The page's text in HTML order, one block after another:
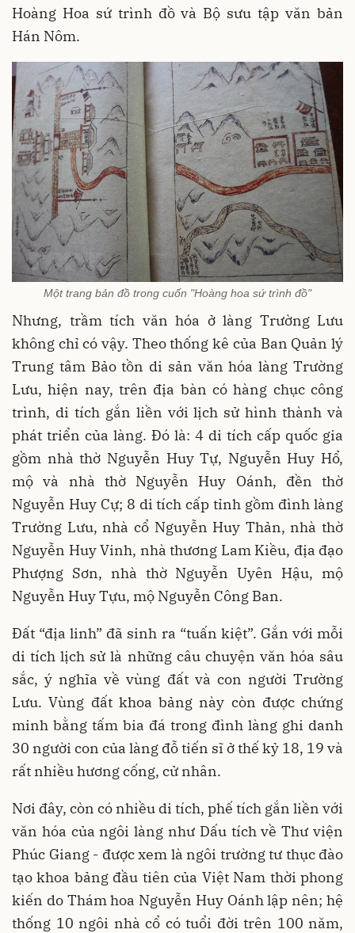
Hoàng Hoa sứ trình đồ và Bộ sưu tập văn bản
Hán Nôm.
Một trang bản đồ trong cuốn "Hoàng hoa sứ trình đồ"
Nhưng, trầm tích văn hóa ở làng Trường Lưu
không chỉ có vậy. Theo thống kê của Ban Quản lý
Trung tâm Bảo tồn di sản văn hóa làng Trường
Lưu, hiện nay, trên địa bàn có hàng chục công
trình, di tích gắn liền với lịch sử hình thành và
phát triển của làng. Đó là: 4 di tích cấp quốc gia
gồm nhà thờ Nguyễn Huy Tự, Nguyễn Huy Hổ,
mộ và nhà thờ Nguyễn Huy Oánh, đền thờ
Nguyễn Huy Cự; 8 di tích cấp tỉnh gồm đình làng
Trường Lưu, nhà cổ Nguyễn Huy Thản, nhà thờ
Nguyễn Huy Vinh, nhà thương Lam Kiều, địa đạo
Phượng Sơn, nhà thờ Nguyễn Uyên Hậu, mộ
Nguyễn Huy Tựu, mộ Nguyễn Công Ban.
Đất “địa linh” đã sinh ra “tuấn kiệt”. Gắn với mỗi
di tích lịch sử là những câu chuyện văn hóa sâu
sắc, ý nghĩa về vùng đất và con người Trường
Lưu. Vùng đất khoa bảng này còn được chứng
minh bằng tấm bia đá trong đình làng ghi danh
30 người con của làng đỗ tiến sĩ ở thế kỷ 18, 19 và
rất nhiều hương cống, cử nhân.
Nơi đây, còn có nhiều di tích, phế tích gắn liền với
văn hóa của ngôi làng như Dấu tích về Thư viện
Phúc Giang - được xem là ngôi trường tư thục đào
tạo khoa bảng đầu tiên của Việt Nam thời phong
kiến do Thám hoa Nguyễn Huy Oánh lập nên; hệ
thống 10 ngôi nhà cổ có tuổi đời trên 100 năm,